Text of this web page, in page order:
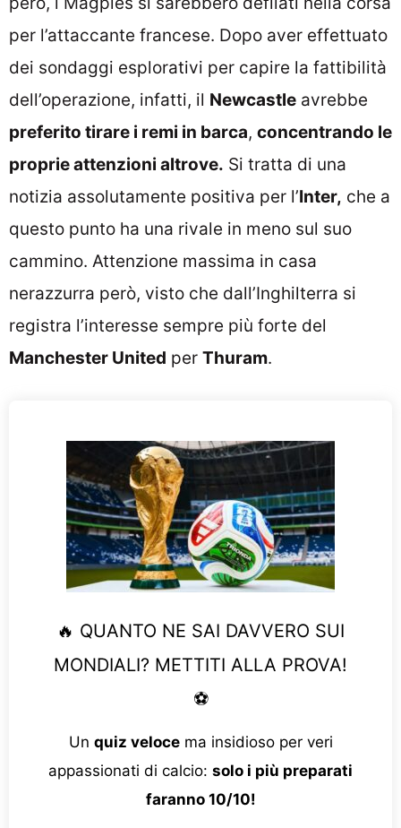
per l’attaccante francese. Dopo aver effettuato
dei sondaggi esplorativi per capire la fattibilità
dell’operazione, infatti, il Newcastle avrebbe
preferito tirare i remi in barca, concentrando le
proprie attenzioni altrove. Si tratta di una
notizia assolutamente positiva per l’Inter, che a
questo punto ha una rivale in meno sul suo
cammino. Attenzione massima in casa
nerazzurra però, visto che dall’Inghilterra si
registra l’interesse sempre più forte del
Manchester United per Thuram.
🔥 QUANTO NE SAI DAVVERO SUI
MONDIALI? METTITI ALLA PROVA!
⚽
Un quiz velocema insidioso per veri
appassionati di calcio: solo i più preparati
faranno 10/10!